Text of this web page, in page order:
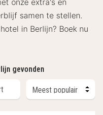
onze extra's en
samen te stellen.
in Berlijn? Boek nu
gevonden